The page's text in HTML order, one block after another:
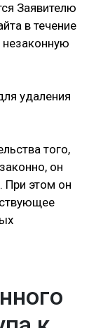
Заявителю
в течение
удаления
того,
он
При этом он